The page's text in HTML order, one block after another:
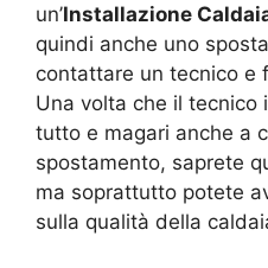
un’Installazione
quindi anche uno
contattare un tecnico e
Una volta che il tecnico
tutto e magari anche a
spostamento, saprete
ma soprattutto potete
sulla qualità della